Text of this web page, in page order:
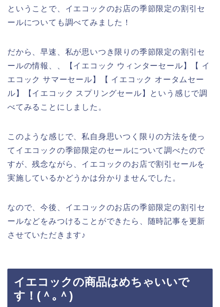
ということで、イエコックのお店の季節限定の割引セ
ールについても調べてみました！
だから、早速、私が思いつき限りの季節限定の割引セ
ールの情報、、【イエコック ウィンターセール】【 イ
エコック サマーセール】【 イエコック オータムセー
ル】【イエコック スプリングセール】という感じで調
べてみることにしました。
このような感じで、私自身思いつく限りの方法を使っ
てイエコックの季節限定のセールについて調べたので
すが、残念ながら、イエコックのお店で割引セールを
実施しているかどうかは分かりませんでした。
なので、今後、イエコックのお店の季節限定の割引セ
ールなどをみつけることができたら、随時記事を更新
させていただきます♪
イエコックの商品はめちゃいいで
す！(＾｡＾)